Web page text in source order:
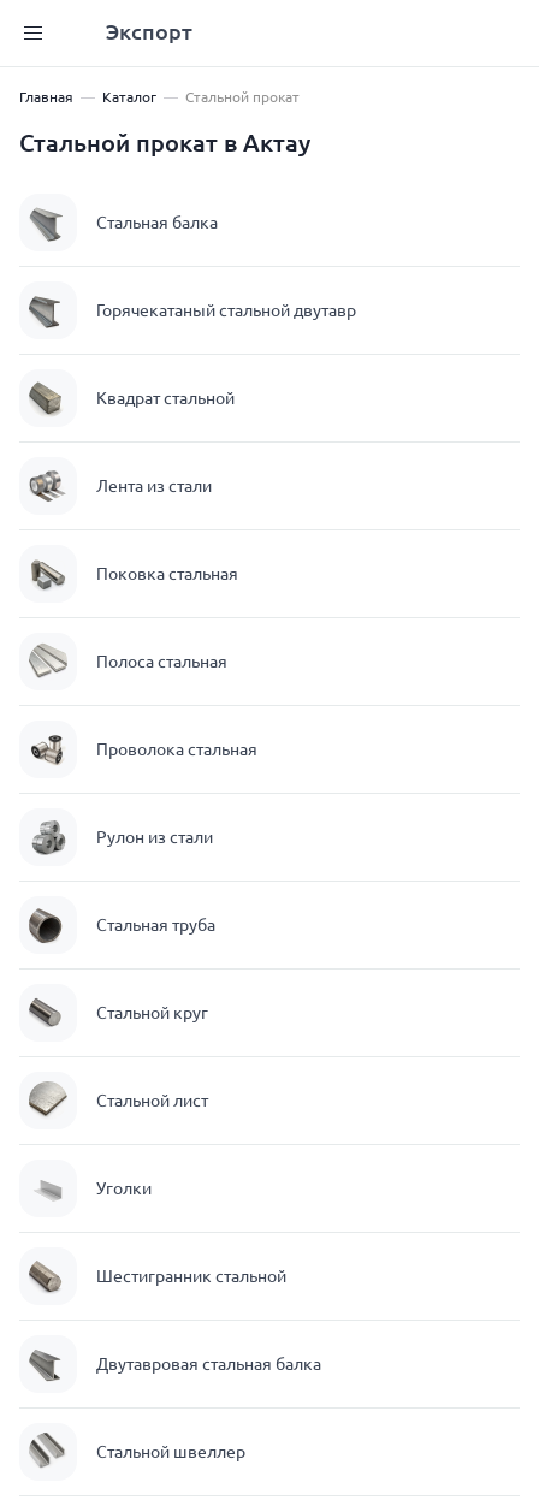
Экспорт
Главная Каталог Стальной прокат
Стальной прокат в Актау
Стальная балка
Горячекатаный стальной двутавр
Квадрат стальной
Лента из стали
Поковка стальная
Полоса стальная
Проволока стальная
Рулон из стали
Стальная труба
Стальной круг
Стальной лист
Уголки
Шестигранник стальной
Двутавровая стальная балка
Стальной швеллер